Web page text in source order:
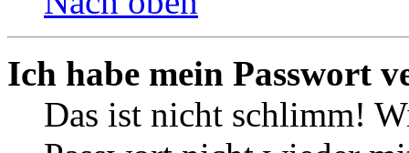
Ich habe mein Passwort
Das ist nicht schlimm!